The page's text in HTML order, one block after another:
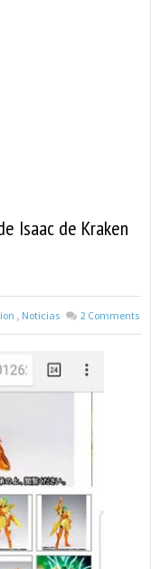
Isaac de Kraken
, Noticias 2 Comments